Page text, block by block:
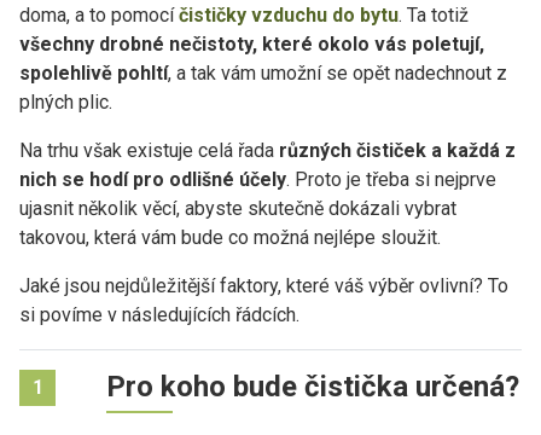
doma, a to pomocíčističky vzduchu do bytu. Ta totiž
všechny drobné nečistoty, které okolo vás poletují,
spolehlivě pohltí, a tak vám umožní se opět nadechnout z
plných plic.
Na trhu však existuje celá řada různých čističek a každá z
nich se hodí pro odlišné účely. Proto je třeba si nejprve
ujasnit několik věcí, abyste skutečně dokázali vybrat
takovou, která vám bude co možná nejlépe sloužit.
Jaké jsou nejdůležitější faktory, které váš výběr ovlivní? To
si povíme v následujících řádcích.
1 Pro koho bude čistička určená?